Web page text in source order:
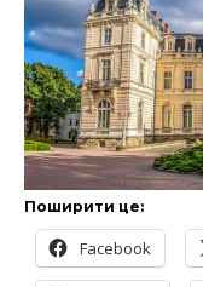
Поширити це:
Facebook